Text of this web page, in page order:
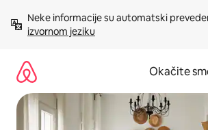
sadržaj
Neke informacije su automatski
izvornom jeziku
Okačite